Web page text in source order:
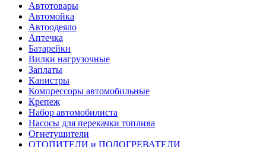
Автотовары
Автомойка
Автоодеяло
Аптечка
Батарейки
Вилки нагрузочные
Заплаты
Канистры
Компрессоры автомобильные
Крепеж
Набор автомобилиста
Насосы для перекачки топлива
Огнетушители
ОТОПИТЕЛИ и ПОДОГРЕВАТЕЛИ